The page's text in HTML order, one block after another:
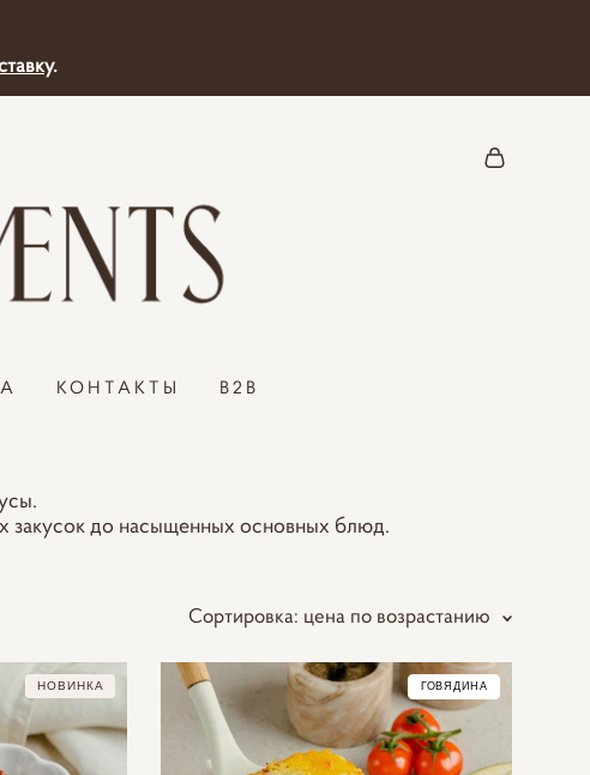
.
КОНТАКТЫ B2B
закусок до насыщенных основных блюд.
Сортировка: цена по возрастанию
НОВИНКА ГОВЯДИНА